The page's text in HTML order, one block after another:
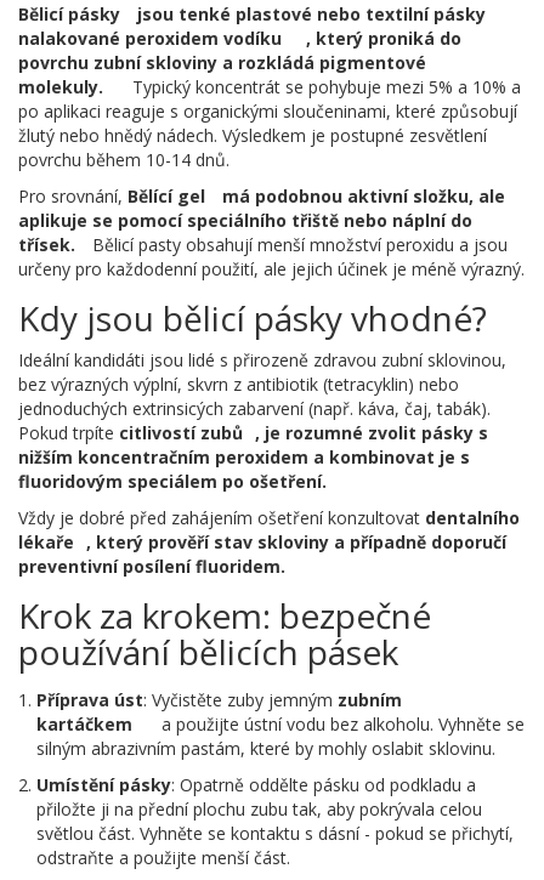
Bělicí pásky
jsou tenké plastové nebo textilní pásky
nalakované peroxidem vodíku
, který proniká do
povrchu zubní skloviny a rozkládá pigmentové
molekuly.
Typický koncentrát se pohybuje mezi 5% a 10% a
po aplikaci reaguje s organickými sloučeninami, které způsobují
žlutý nebo hnědý nádech. Výsledkem je postupné zesvětlení
povrchu během 10-14 dnů.
Pro srovnání, Bělící gel
má podobnou aktivní složku, ale
aplikuje se pomocí speciálního třiště nebo náplní do
třísek.
Bělicí pasty obsahují menší množství peroxidu a jsou
určeny pro každodenní použití, ale jejich účinek je méně výrazný.
Kdy jsou bělicí pásky vhodné?
Ideální kandidáti jsou lidé s přirozeně zdravou zubní sklovinou,
bez výrazných výplní, skvrn z antibiotik (tetracyklin) nebo
jednoduchých extrinsicých zabarvení (např. káva, čaj, tabák).
Pokud trpíte citlivostí zubů
, je rozumné zvolit pásky s
nižším koncentračním peroxidem a kombinovat je s
fluoridovým speciálem po ošetření.
Vždy je dobré před zahájením ošetření konzultovat dentalního
lékaře
, který prověří stav skloviny a případně doporučí
preventivní posílení fluoridem.
Krok za krokem: bezpečné
používání bělicích pásek
Příprava úst: Vyčistěte zuby jemným zubním
kartáčkem
a použijte ústní vodu bez alkoholu. Vyhněte se
silným abrazivním pastám, které by mohly oslabit sklovinu.
Umístění pásky: Opatrně oddělte pásku od podkladu a
přiložte ji na přední plochu zubu tak, aby pokrývala celou
světlou část. Vyhněte se kontaktu s dásní - pokud se přichytí,
odstraňte a použijte menší část.